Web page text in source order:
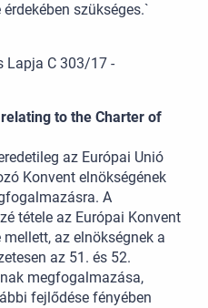
szükséges.`
Lapja C 303/17 -
to the Charter of
az Európai Unió
Konvent elnökségének
A
tétele az Európai Konvent
az elnökségnek a
az 51. és 52.
megfogalmazása,
fejlődése fényében